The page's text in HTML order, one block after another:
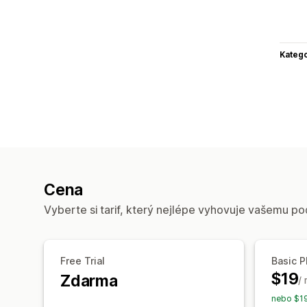
Cena
Vyberte si tarif, který nejlépe vyhovuje vašemu
Free Trial
Zdarma
Basic
$19/
nebo